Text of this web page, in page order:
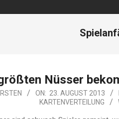
Nüsser
ON: 23. AUGUST 2013
KARTENVERTEILUNG